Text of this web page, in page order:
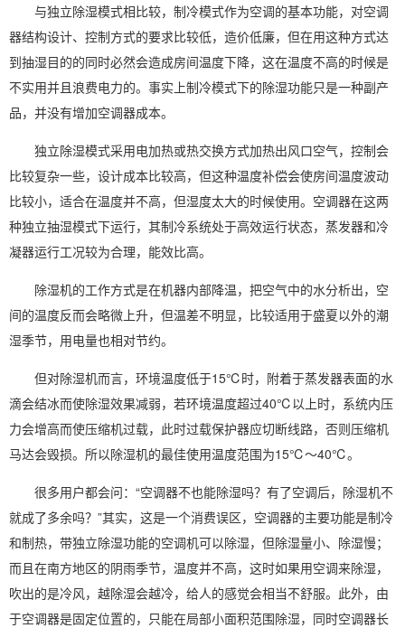
与独立除湿模式相比较，制冷模式作为空调的基本功能，对空调
器结构设计、控制方式的要求比较低，造价低廉，但在用这种方式达
到抽湿目的的同时必然会造成房间温度下降，这在温度不高的时候是
不实用并且浪费电力的。事实上制冷模式下的除湿功能只是一种副产
品，并没有增加空调器成本。
独立除湿模式采用电加热或热交换方式加热出风口空气，控制会
比较复杂一些，设计成本比较高，但这种温度补偿会使房间温度波动
比较小，适合在温度并不高，但湿度太大的时候使用。空调器在这两
种独立抽湿模式下运行，其制冷系统处于高效运行状态，蒸发器和冷
凝器运行工况较为合理，能效比高。
除湿机的工作方式是在机器内部降温，把空气中的水分析出，空
间的温度反而会略微上升，但温差不明显，比较适用于盛夏以外的潮
湿季节，用电量也相对节约。
但对除湿机而言，环境温度低于15℃时，附着于蒸发器表面的水
滴会结冰而使除湿效果减弱，若环境温度超过40℃以上时，系统内压
力会增高而使压缩机过载，此时过载保护器应切断线路，否则压缩机
马达会毁损。所以除湿机的最佳使用温度范围为15℃～40℃。
很多用户都会问：“空调器不也能除湿吗？有了空调后，除湿机不
就成了多余吗？”其实，这是一个消费误区，空调器的主要功能是制冷
和制热，带独立除湿功能的空调机可以除湿，但除湿量小、除湿慢；
而且在南方地区的阴雨季节，温度并不高，这时如果用空调来除湿，
吹出的是冷风，越除湿会越冷，给人的感觉会相当不舒服。此外，由
于空调器是固定位置的，只能在局部小面积范围除湿，同时空调器长